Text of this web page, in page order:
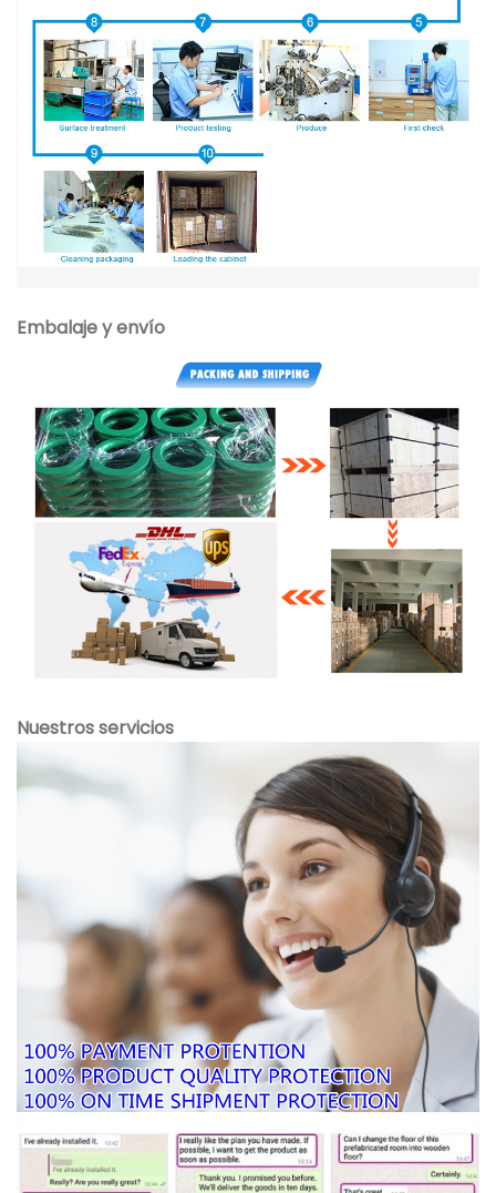
Embalaje y envío
Nuestros servicios